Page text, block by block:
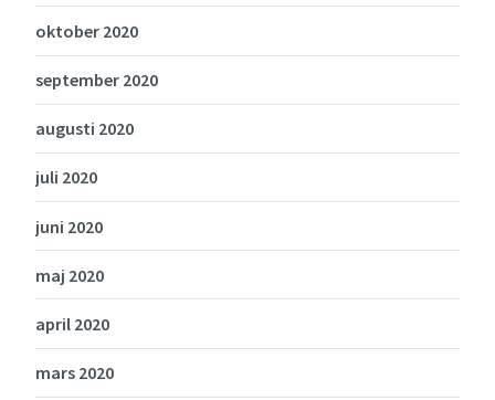
oktober 2020
september 2020
augusti 2020
juli 2020
juni 2020
maj 2020
april 2020
mars 2020